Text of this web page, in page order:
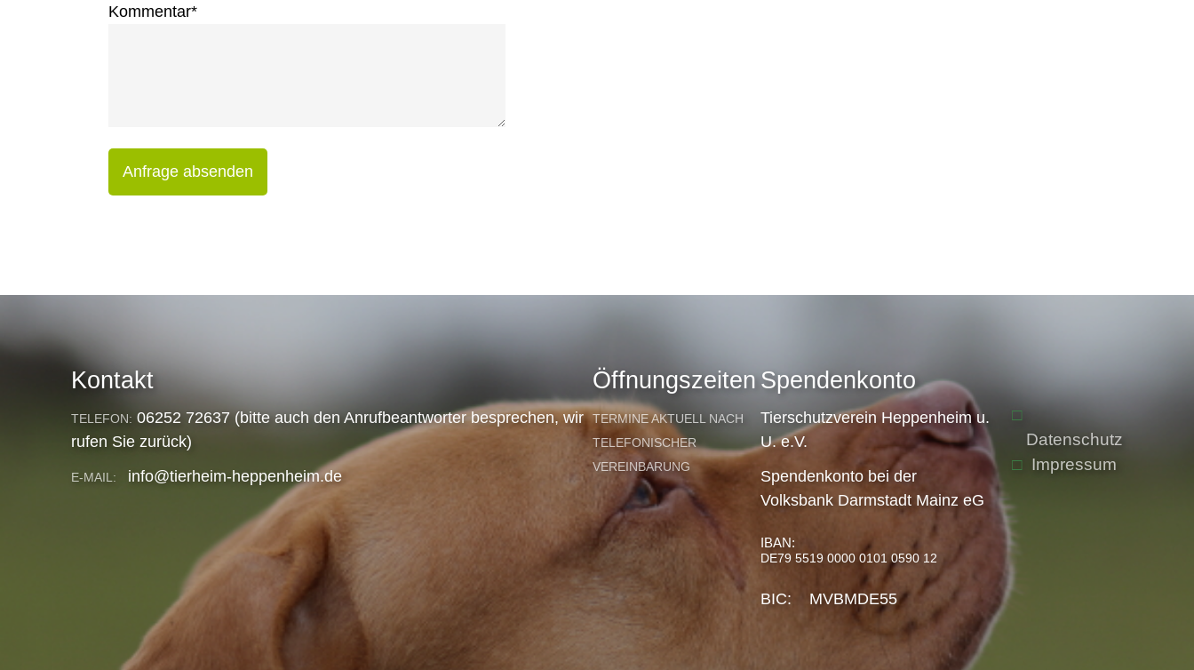
Kommentar*
Anfrage absenden
Kontakt
TELEFON: 06252 72637 (bitte auch den Anrufbeantworter besprechen, wir
rufen Sie zurück)
E-MAIL: info@tierheim-heppenheim.de
Öffnungszeiten
TERMINE AKTUELL NACH
TELEFONISCHER
VEREINBARUNG
Spendenkonto
Tierschutzverein Heppenheim u.
U. e.V.
Spendenkonto bei der
Volksbank Darmstadt Mainz eG
IBAN:
DE79 5519 0000 0101 0590 12
BIC: MVBMDE55
Datenschutz
Impressum